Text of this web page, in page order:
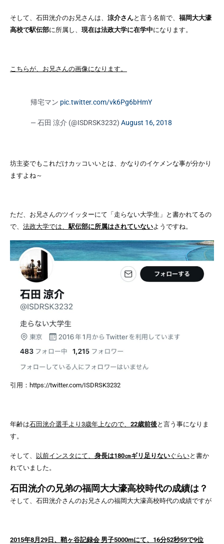
そして、石田洸介のお兄さんは、 涼介さんと言う名前で、 福岡大大濠
高校で駅伝部に所属し、 現在は法政大学に在学中になります。
こちらが、お兄さんの画像になります。
帰宅マン pic.twitter.com/vk6Pg6bHmY
— 石田 涼介 (@ISDRSK3232)August 16, 2018
坊主姿でもこれだけカッコいいとは、かなりのイケメンな事が分かり
ますよね～
ただ、 お兄さんのツイッターにて「走らない大学生」と書かれてるの
で、 法政大学では、 駅伝部に所属はされていないようですね。
引用：https://twitter.com/ISDRSK3232
年齢は石田洸介選手より3歳年上なので、 22歳前後と言う事になりま
す。
そして、 以前インスタにて、 身長は180㎝ギリ足りない ぐらいと書か
れていました。
石田洸介の兄弟の福岡大大濠高校時代の成績は？
そして、石田洸介さんのお兄さんの福岡大大濠高校時代の成績ですが
2015年8月29日、鞘ヶ谷記録会 男子5000mにて、16分52秒59で9位